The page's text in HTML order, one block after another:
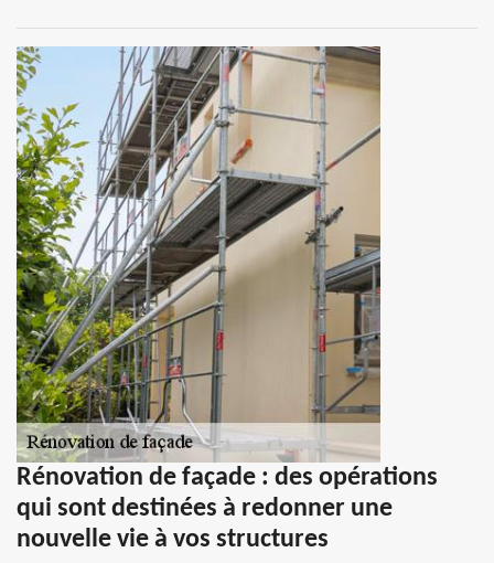
Rénovation de façade : des opérations
qui sont destinées à redonner une
nouvelle vie à vos structures